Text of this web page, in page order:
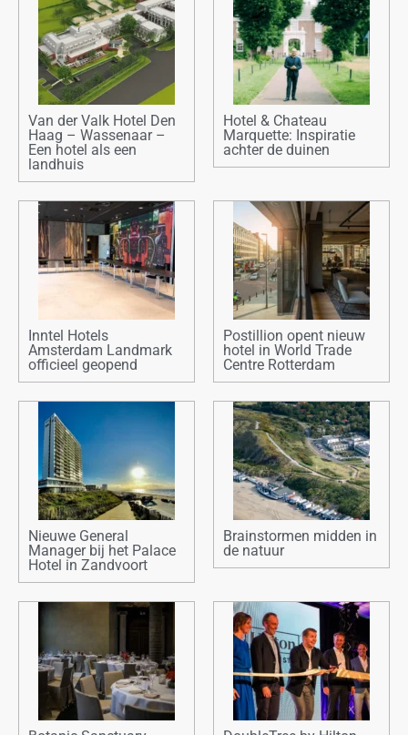
Van der Valk Hotel Den
Haag – Wassenaar –
Een hotel als een
landhuis
Hotel & Chateau
Marquette: Inspiratie
achter de duinen
Inntel Hotels
Amsterdam Landmark
officieel geopend
Postillion opent nieuw
hotel in World Trade
Centre Rotterdam
Nieuwe General
Manager bij het Palace
Hotel in Zandvoort
Brainstormen midden in
de natuur